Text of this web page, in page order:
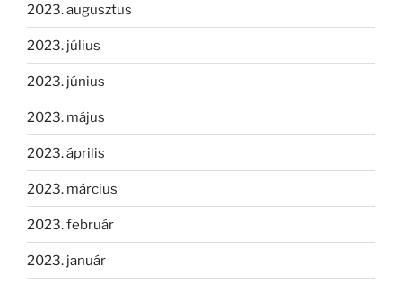
2023. augusztus
2023. július
2023. június
2023. május
2023. április
2023. március
2023. február
2023. január